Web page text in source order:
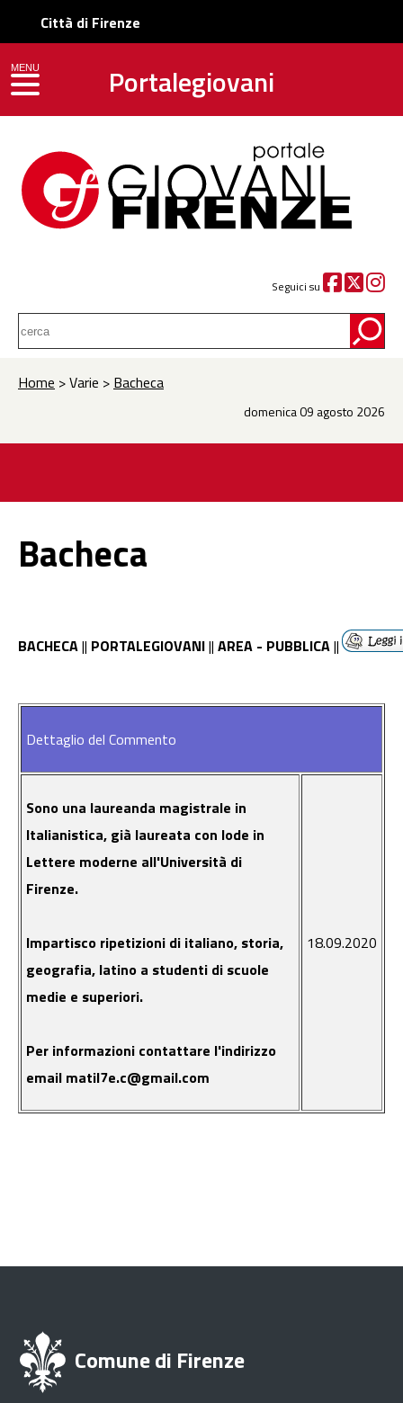
Città di Firenze
Portalegiovani
Seguici su
MENU
toggle navigation
Home > Varie > Bacheca
domenica 09 agosto 2026
Bacheca
BACHECA|| PORTALEGIOVANI|| AREA - PUBBLICA||
Dettaglio del Commento
Sono una laureanda magistrale in
Italianistica, già laureata con lode in
Lettere moderne all'Università di
Firenze.
Impartisco ripetizioni di italiano, storia,
geografia, latino a studenti di scuole
medie e superiori.
Per informazioni contattare l'indirizzo
email matil7e.c@gmail.com
18.09.2020
Comune di Firenze